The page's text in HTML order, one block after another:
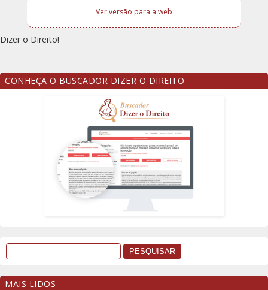
Ver versão para a web
Dizer o Direito!
CONHEÇA O BUSCADOR DIZER O DIREITO
MAIS LIDOS